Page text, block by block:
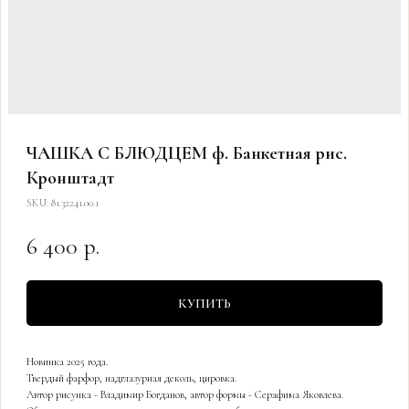
ЧАШКА С БЛЮДЦЕМ ф. Банкетная рис.
Кронштадт
SKU: 81.32241.00.1
6 400 р.
КУПИТЬ
Новинка 2025 года.
Твердый фарфор, надглазурная деколь, цировка.
Автор рисунка - Владимир Богданов, автор формы - Серафима Яковлева.